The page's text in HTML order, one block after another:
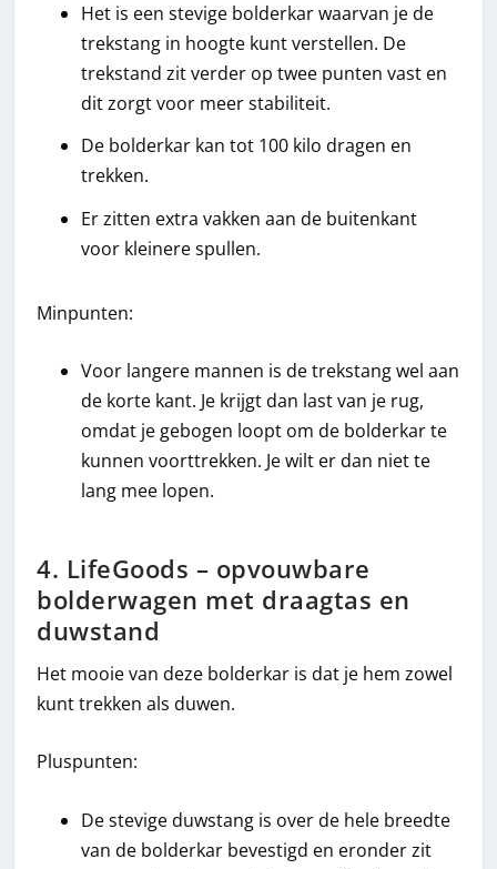
Het is een stevige bolderkar waarvan je de
trekstang in hoogte kunt verstellen. De
trekstand zit verder op twee punten vast en
dit zorgt voor meer stabiliteit.
De bolderkar kan tot 100 kilo dragen en
trekken.
Er zitten extra vakken aan de buitenkant
voor kleinere spullen.
Minpunten:
Voor langere mannen is de trekstang wel aan
de korte kant. Je krijgt dan last van je rug,
omdat je gebogen loopt om de bolderkar te
kunnen voorttrekken. Je wilt er dan niet te
lang mee lopen.
4. LifeGoods – opvouwbare
bolderwagen met draagtas en
duwstand
Het mooie van deze bolderkar is dat je hem zowel
kunt trekken als duwen.
Pluspunten:
De stevige duwstang is over de hele breedte
van de bolderkar bevestigd en eronder zit